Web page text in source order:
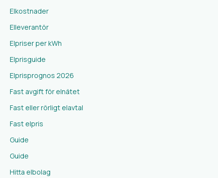
Elkostnader
Elleverantör
Elpriser per kWh
Elprisguide
Elprisprognos 2026
Fast avgift för elnätet
Fast eller rörligt elavtal
Fast elpris
Guide
Guide
Hitta elbolag